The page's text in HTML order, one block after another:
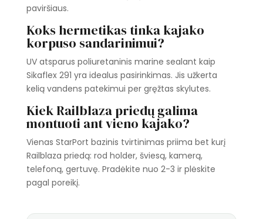
paviršiaus.
Koks hermetikas tinka kajako
korpuso sandarinimui?
UV atsparus poliuretaninis marine sealant kaip
Sikaflex 291 yra idealus pasirinkimas. Jis užkerta
kelią vandens patekimui per gręžtas skylutes.
Kiek Railblaza priedų galima
montuoti ant vieno kajako?
Vienas StarPort bazinis tvirtinimas priima bet kurį
Railblaza priedą: rod holder, šviesą, kamerą,
telefoną, gertuvę. Pradėkite nuo 2-3 ir plėskite
pagal poreikį.